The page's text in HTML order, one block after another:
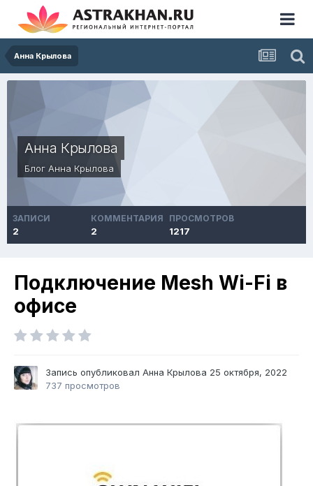
Анна Крылова
Анна Крылова
Блог Анна Крылова
ЗАПИСИ
2
КОММЕНТАРИЯ
2
ПРОСМОТРОВ
1217
Подключение Mesh Wi-Fi в
офисе
Запись опубликовал Анна Крылова 25 октября, 2022
737 просмотров